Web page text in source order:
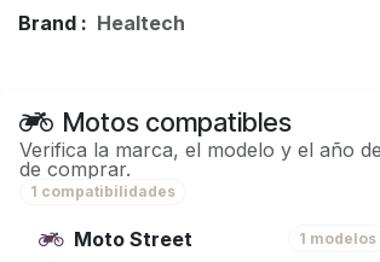
Brand : Healtech
Motos compatibles
Verifica la marca, el modelo y el año
de comprar.
1 compatibilidades
Moto Street 1 modelos